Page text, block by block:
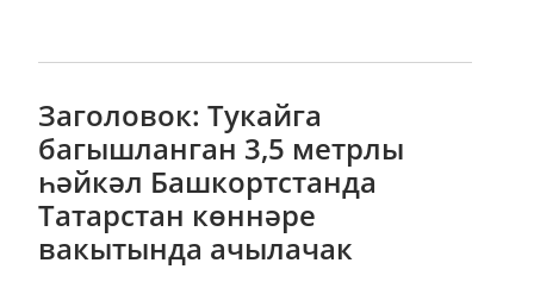
Заголовок: Тукайга
багышланган 3,5 метрлы
һәйкәл Башкортстанда
Татарстан көннәре
вакытында ачылачак